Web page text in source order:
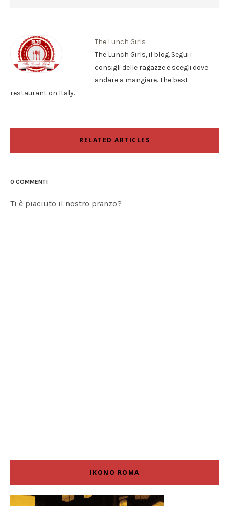
The Lunch Girls
The Lunch Girls, il blog. Segui i
consigli delle ragazze e scegli dove
andare a mangiare. The best
restaurant on Italy.
RELATED ARTICLES
0 COMMENTI
Ti è piaciuto il nostro pranzo?
IKONO ROMA